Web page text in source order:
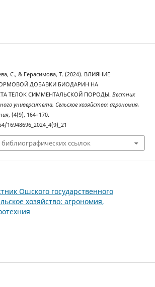
С., & Герасимова, Т. (2024). ВЛИЯНИЕ
ДОБАВКИ БИОДАРИН НА
ТЕЛОК СИММЕНТАЛЬСКОЙ ПОРОДЫ. Вестник
университета. Сельское хозяйство: агрономия,
, (4(9), 164–170.
ссылок
Ошского государственного
хозяйство: агрономия,